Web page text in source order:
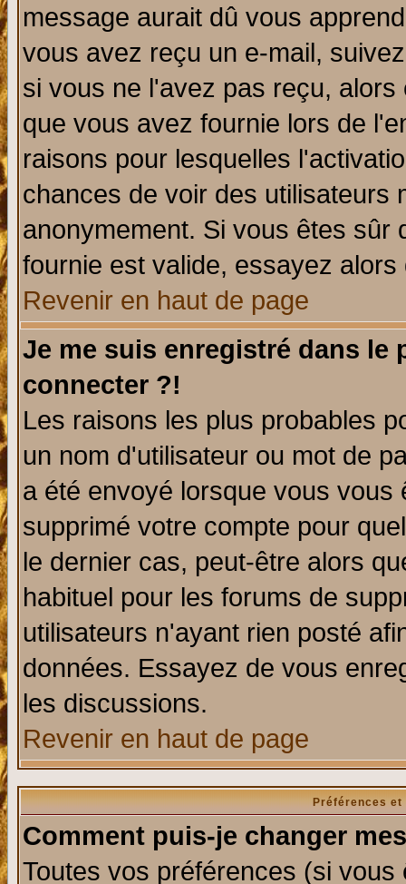
message aurait dû vous
vous avez reçu un e-mail,
si vous ne l'avez pas reçu,
que vous avez fournie lors de
raisons pour lesquelles
chances de voir des utilisateurs
anonymement. Si vous êtes sûr
fournie est valide, essayez
Revenir en haut de page
Je me suis enregistré dans le
connecter ?!
Les raisons les plus probables
un nom d'utilisateur ou mot de
a été envoyé lorsque vous
supprimé votre compte pour
le dernier cas, peut-être alors
habituel pour les forums de
utilisateurs n'ayant rien posté
données. Essayez de vous
les discussions.
Revenir en haut de page
Préférences
Comment puis-je changer
Toutes vos préférences (si